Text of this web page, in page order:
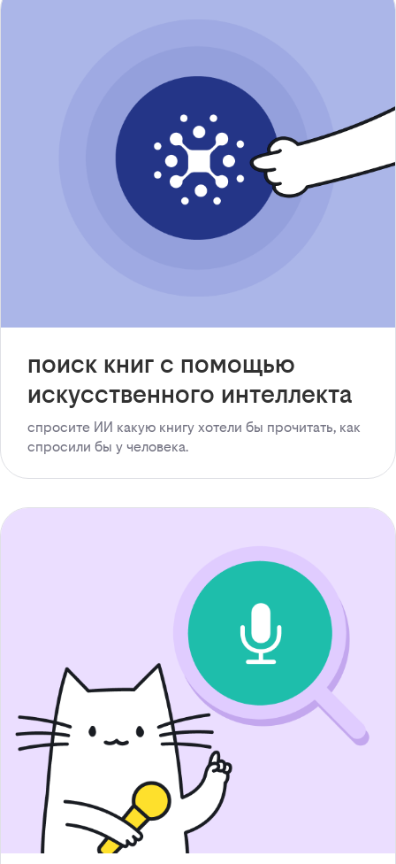
поиск книг с помощью
искусственного интеллекта
спросите ИИ какую книгу хотели бы прочитать, как
спросили бы у человека.